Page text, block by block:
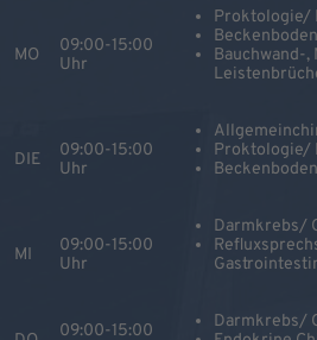
MO
09:00-15:00
Uhr
Proktologie/
Bauchwand-,
DIE
09:00-15:00
Uhr
Proktologie/
MI
09:00-15:00
Uhr
Darmkrebs/
09:00-15:00
Darmkrebs/